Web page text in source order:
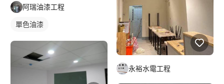
阿瑞油漆工程
單色油漆
永裕水電工程